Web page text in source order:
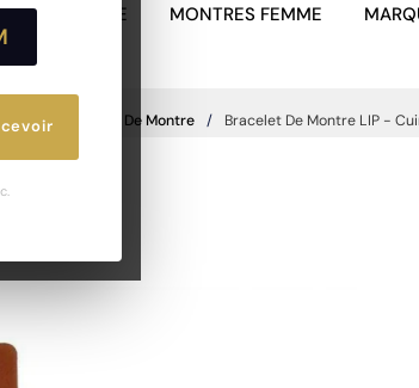
HOMME MONTRES FEMME
Bracelet De Montre Bracelet De Montre LIP -